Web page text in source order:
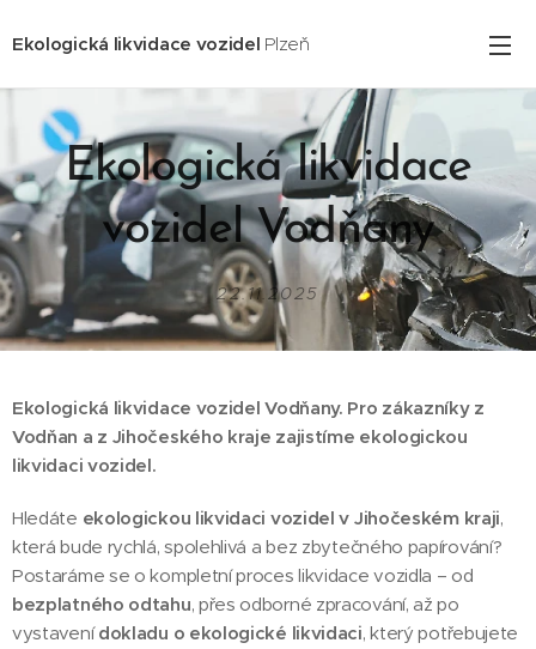
Ekologická likvidace vozidel Plzeň
Ekologická likvidace
vozidel Vodňany
22.11.2025
Ekologická likvidace vozidel Vodňany. Pro zákazníky z
Vodňan a z Jihočeského kraje zajistíme ekologickou
likvidaci vozidel.
Hledáte ekologickou likvidaci vozidel v Jihočeském kraji,
která bude rychlá, spolehlivá a bez zbytečného papírování?
Postaráme se o kompletní proces likvidace vozidla – od
bezplatného odtahu, přes odborné zpracování, až po
vystavenídokladu o ekologické likvidaci, který potřebujete